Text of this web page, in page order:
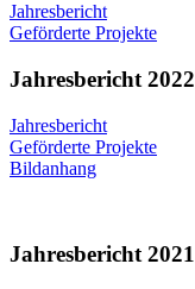
Jahresbericht
Geförderte Projekte
Jahresbericht 2022
Jahresbericht
Geförderte Projekte
Bildanhang
Jahresbericht 2021